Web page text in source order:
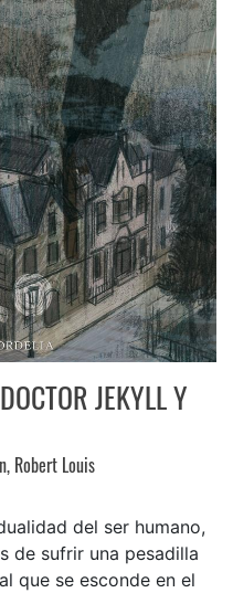
JEKYLL Y
Robert Louis
del ser humano,
de sufrir una pesadilla
que se esconde en el